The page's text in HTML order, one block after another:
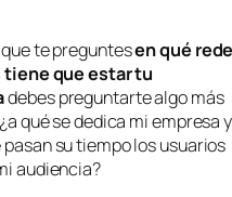
te preguntesen qué
que estar tu
debes preguntarte algo más
qué se dedica mi empresa y
pasan su tiempo los usuarios
audiencia?